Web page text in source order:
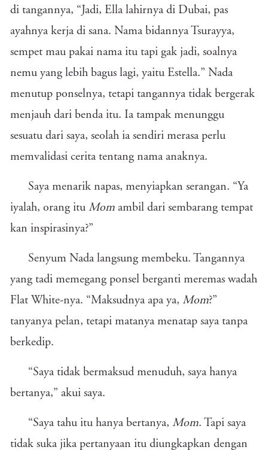
di tangannya, “Jadi, Ella lahirnya di Dubai, pas
ayahnya kerja di sana. Nama bidannya Tsurayya,
sempet mau pakai nama itu tapi gak jadi, soalnya
nemu yang lebih bagus lagi, yaitu Estella.” Nada
menutup ponselnya, tetapi tangannya tidak bergerak
menjauh dari benda itu. Ia tampak menunggu
sesuatu dari saya, seolah ia sendiri merasa perlu
memvalidasi cerita tentang nama anaknya.
Saya menarik napas, menyiapkan serangan. “Ya
iyalah, orang itu Mom ambil dari sembarang tempat
kan inspirasinya?”
Senyum Nada langsung membeku. Tangannya
yang tadi memegang ponsel berganti meremas wadah
Flat White-nya. “Maksudnya apa ya, Mom?”
tanyanya pelan, tetapi matanya menatap saya tanpa
berkedip.
“Saya tidak bermaksud menuduh, saya hanya
bertanya,” akui saya.
“Saya tahu itu hanya bertanya, Mom. Tapi saya
tidak suka jika pertanyaan itu diungkapkan dengan